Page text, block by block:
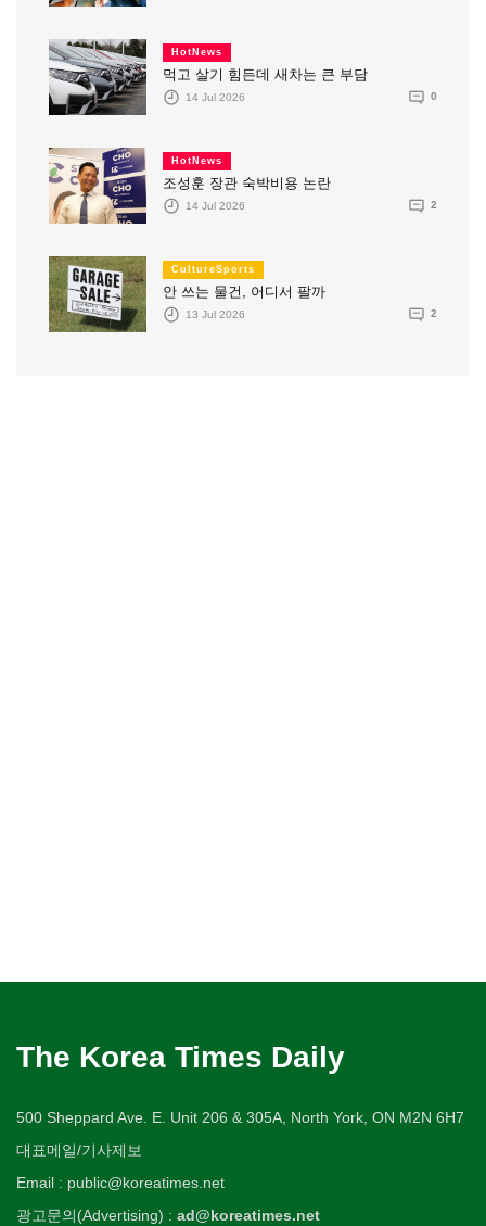
HotNews
먹고 살기 힘든데 새차는 큰 부담
14 Jul 2026 0
HotNews
조성훈 장관 숙박비용 논란
14 Jul 2026 2
CultureSports
안 쓰는 물건, 어디서 팔까
13 Jul 2026 2
The Korea Times Daily
500 Sheppard Ave. E. Unit 206 & 305A, North York, ON M2N 6H7
대표메일/기사제보
Email : public@koreatimes.net
광고문의(Advertising) : ad@koreatimes.net